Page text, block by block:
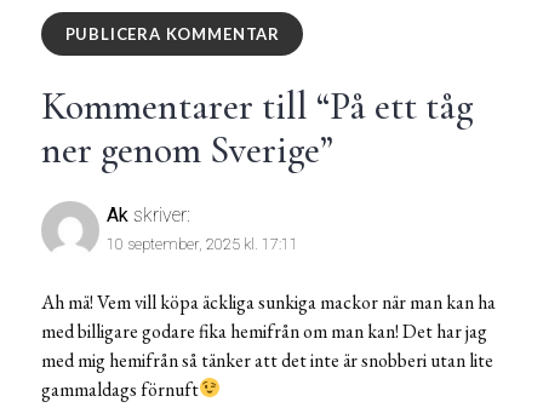
Kommentarer till “På ett tåg
ner genom Sverige”
Ak skriver:
10 september, 2025 kl. 17:11
Ah mä! Vem vill köpa äckliga sunkiga mackor när man kan ha
med billigare godare fika hemifrån om man kan! Det har jag
med mig hemifrån så tänker att det inte är snobberi utan lite
gammaldags förnuft